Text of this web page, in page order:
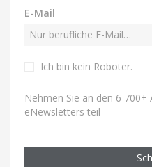
E-Mail
Ich bin kein Roboter.
Nehmen Sie an den 6
eNewsletters teil